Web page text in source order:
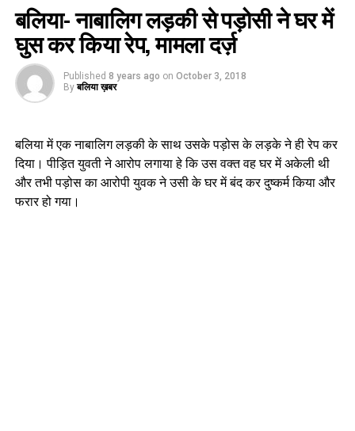
बलिया- नाबालिग लड़की से पड़ोसी ने घर में
घुस कर किया रेप, मामला दर्ज़
Published 8 years ago on October 3, 2018
By बलिया ख़बर
बलिया में एक नाबालिग लड़की के साथ उसके पड़ोस के लड़के ने ही रेप कर
दिया। पीड़ित युवती ने आरोप लगाया हे कि उस वक्त वह घर में अकेली थी
और तभी पड़ोस का आरोपी युवक ने उसी के घर में बंद कर दुष्कर्म किया और
फरार हो गया।